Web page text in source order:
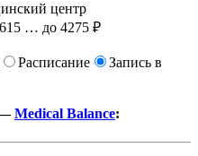
центр
… до 4275 ₽
Расписание
Запись в
—Medical Balance: